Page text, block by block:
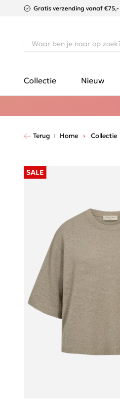
Gratis verzending vanaf €75,-
Collectie Nieuw
Terug Home Collectie
SALE